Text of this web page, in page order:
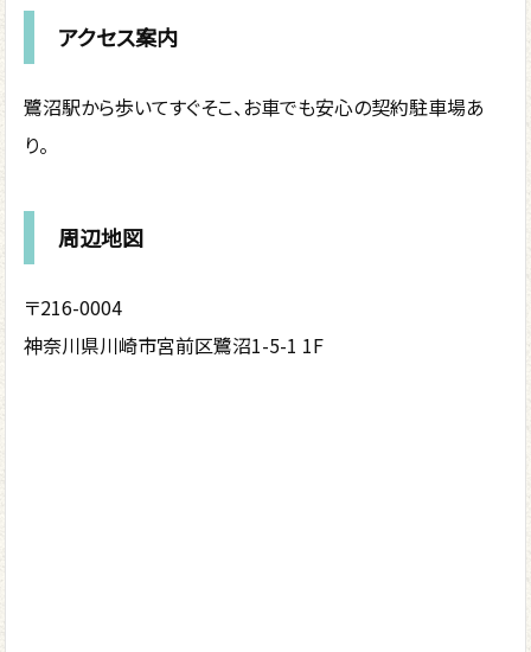
アクセス案内
鷺沼駅から歩いてすぐそこ、お車でも安心の契約駐車場あ
り。
周辺地図
〒216-0004
神奈川県川崎市宮前区鷺沼1-5-1 1F